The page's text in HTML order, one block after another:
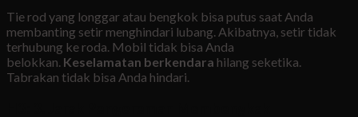
Tie rod yang longgar atau bengkok bisa putus saat Anda
membanting setir menghindari lubang. Akibatnya, setir tidak
terhubung ke roda. Mobil tidak bisa Anda
belokkan. Keselamatan berkendara hilang seketika.
Tabrakan tidak bisa Anda hindari.